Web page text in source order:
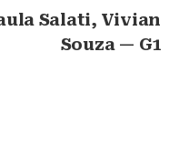
Salati, Vivian
Souza — G1